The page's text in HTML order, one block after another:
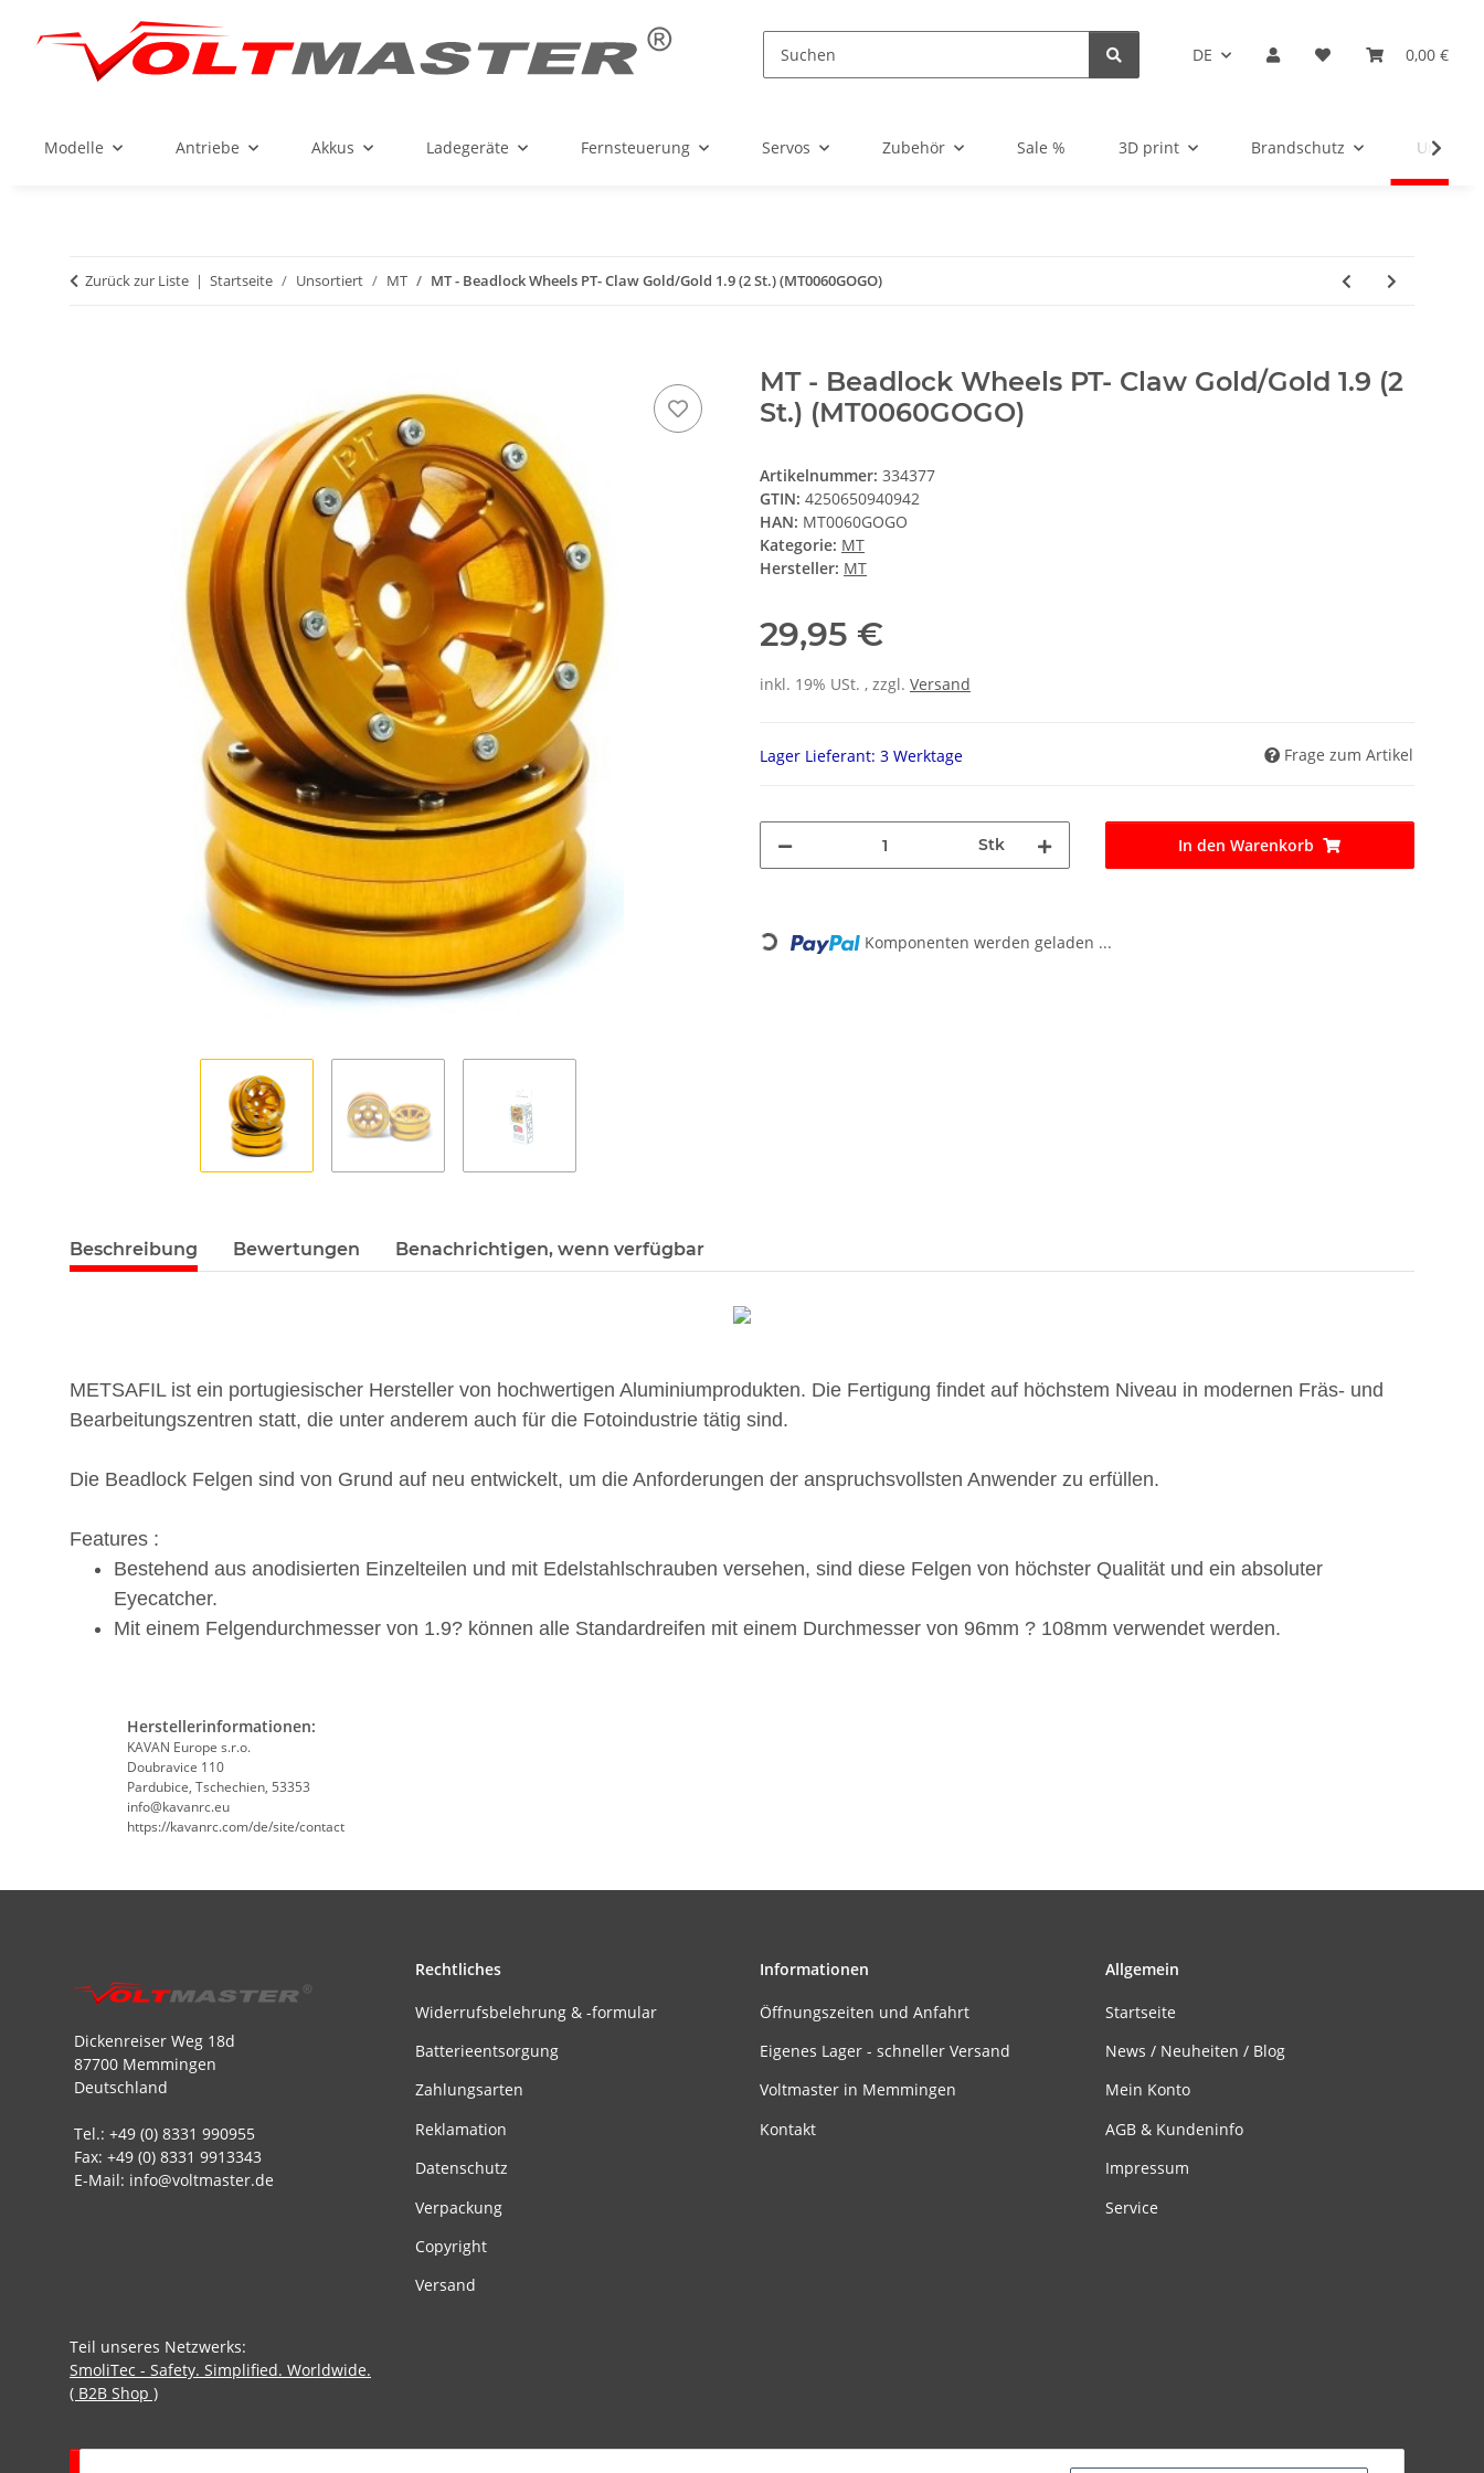
DE 0,00 €
Modelle Antriebe Akkus Ladegeräte Fernsteuerung Servos Zubehör Sale % 3D print Brandschutz
Zurück zur Liste Startseite Unsortiert MT MT - Beadlock Wheels PT- Claw Gold/Gold 1.9 (2 St.) (MT0060GOGO)
MT - Beadlock Wheels PT- Claw Gold/Gold 1.9 (2
St.) (MT0060GOGO)
Artikelnummer: 334377
GTIN: 4250650940942
HAN: MT0060GOGO
Kategorie: MT
Hersteller: MT
29,95 €
inkl. 19% USt. , zzgl. Versand
Lager Lieferant: 3 Werktage Frage zum Artikel
Stk In den Warenkorb
Loading... Komponenten werden geladen ...
Beschreibung Bewertungen Benachrichtigen, wenn verfügbar
METSAFIL ist ein portugiesischer Hersteller von hochwertigen Aluminiumprodukten. Die Fertigung findet auf höchstem Niveau in modernen Fräs- und
Bearbeitungszentren statt, die unter anderem auch für die Fotoindustrie tätig sind.
Die Beadlock Felgen sind von Grund auf neu entwickelt, um die Anforderungen der anspruchsvollsten Anwender zu erfüllen.
Features :
Bestehend aus anodisierten Einzelteilen und mit Edelstahlschrauben versehen, sind diese Felgen von höchster Qualität und ein absoluter
Eyecatcher.
Mit einem Felgendurchmesser von 1.9? können alle Standardreifen mit einem Durchmesser von 96mm ? 108mm verwendet werden.
Herstellerinformationen:
KAVAN Europe s.r.o.
Doubravice 110
Pardubice, Tschechien, 53353
info@kavanrc.eu
https://kavanrc.com/de/site/contact
Dickenreiser Weg 18d
87700 Memmingen
Deutschland
Tel.: +49 (0) 8331 990955
Fax: +49 (0) 8331 9913343
E-Mail: info@voltmaster.de
Rechtliches
Widerrufsbelehrung & -formular
Batterieentsorgung
Zahlungsarten
Reklamation
Datenschutz
Verpackung
Copyright
Versand
Informationen
Öffnungszeiten und Anfahrt
Eigenes Lager - schneller Versand
Voltmaster in Memmingen
Kontakt
Allgemein
Startseite
News / Neuheiten / Blog
Mein Konto
AGB & Kundeninfo
Impressum
Service
Teil unseres Netzwerks:
SmoliTec - Safety. Simplified. Worldwide.
( B2B Shop )